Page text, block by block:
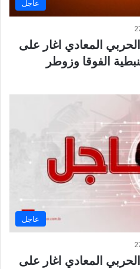
عاجل
المعادي اغار على
الفوقا وزوطر
عاجل
المعادي اغار على